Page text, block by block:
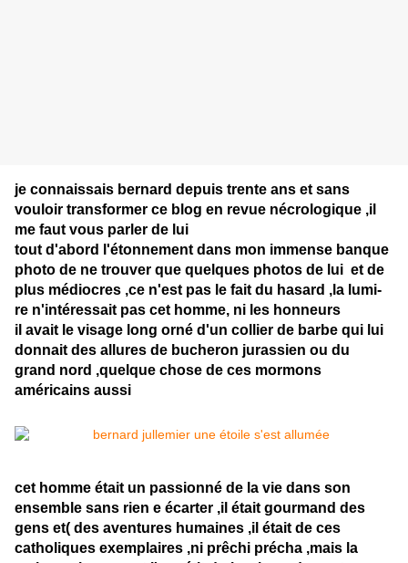
je connaissais bernard depuis trente ans et sans
vouloir transformer ce blog en revue nécrologique ,il
me faut vous parler de lui
tout d'abord l'étonnement dans mon immense banque
photo de ne trouver que quelques photos de lui et de
plus médiocres ,ce n'est pas le fait du hasard ,la lumi-
re n'intéressait pas cet homme, ni les honneurs
il avait le visage long orné d'un collier de barbe qui lui
donnait des allures de bucheron jurassien ou du
grand nord ,quelque chose de ces mormons
américains aussi
cet homme était un passionné de la vie dans son
ensemble sans rien e écarter ,il était gourmand des
gens et( des aventures humaines ,il était de ces
catholiques exemplaires ,ni prêchi précha ,mais la